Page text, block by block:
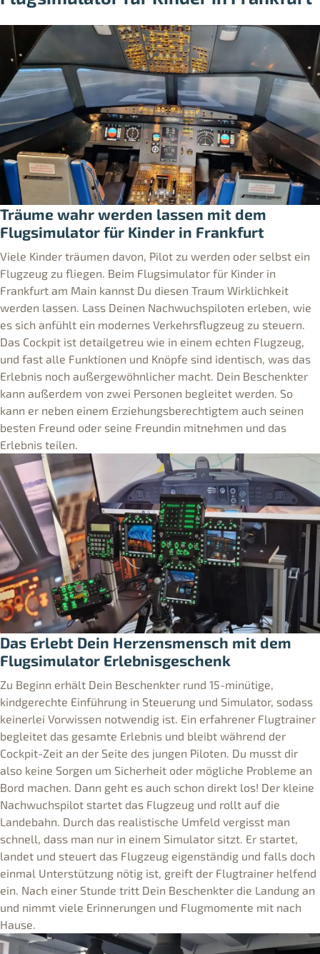
Träume wahr werden lassen mit dem
Flugsimulator für Kinder in Frankfurt
Viele Kinder träumen davon, Pilot zu werden oder selbst ein
Flugzeug zu fliegen. Beim Flugsimulator für Kinder in
Frankfurt am Main kannst Du diesen Traum Wirklichkeit
werden lassen. Lass Deinen Nachwuchspiloten erleben, wie
es sich anfühlt ein modernes Verkehrsflugzeug zu steuern.
Das Cockpit ist detailgetreu wie in einem echten Flugzeug,
und fast alle Funktionen und Knöpfe sind identisch, was das
Erlebnis noch außergewöhnlicher macht. Dein Beschenkter
kann außerdem von zwei Personen begleitet werden. So
kann er neben einem Erziehungsberechtigtem auch seinen
besten Freund oder seine Freundin mitnehmen und das
Erlebnis teilen.
Das Erlebt Dein Herzensmensch mit dem
Flugsimulator Erlebnisgeschenk
Zu Beginn erhält Dein Beschenkter rund 15-minütige,
kindgerechte Einführung in Steuerung und Simulator, sodass
keinerlei Vorwissen notwendig ist. Ein erfahrener Flugtrainer
begleitet das gesamte Erlebnis und bleibt während der
Cockpit-Zeit an der Seite des jungen Piloten. Du musst dir
also keine Sorgen um Sicherheit oder mögliche Probleme an
Bord machen. Dann geht es auch schon direkt los! Der kleine
Nachwuchspilot startet das Flugzeug und rollt auf die
Landebahn. Durch das realistische Umfeld vergisst man
schnell, dass man nur in einem Simulator sitzt. Er startet,
landet und steuert das Flugzeug eigenständig und falls doch
einmal Unterstützung nötig ist, greift der Flugtrainer helfend
ein. Nach einer Stunde tritt Dein Beschenkter die Landung an
und nimmt viele Erinnerungen und Flugmomente mit nach
Hause.